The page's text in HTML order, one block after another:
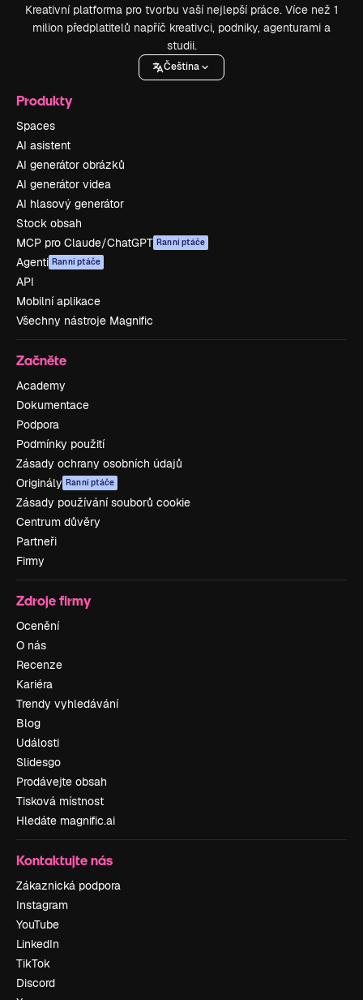
Kreativní platforma pro tvorbu vaší nejlepší práce. Více než 1
milion předplatitelů napříč kreativci, podniky, agenturami a
studii.
Čeština
Produkty
Spaces
AI asistent
AI generátor obrázků
AI generátor videa
AI hlasový generátor
Stock obsah
MCP pro Claude/ChatGPT Ranní ptáče
Agenti Ranní ptáče
API
Mobilní aplikace
Všechny nástroje Magnific
Začněte
Academy
Dokumentace
Podpora
Podmínky použití
Zásady ochrany osobních údajů
Originály Ranní ptáče
Zásady používání souborů cookie
Centrum důvěry
Partneři
Firmy
Zdroje firmy
Ocenění
O nás
Recenze
Kariéra
Trendy vyhledávání
Blog
Události
Slidesgo
Prodávejte obsah
Tisková místnost
Hledáte magnific.ai
Kontaktujte nás
Zákaznická podpora
Instagram
YouTube
LinkedIn
TikTok
Discord